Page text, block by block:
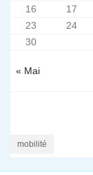
« Mai
16
17
23
24
30
mobilité